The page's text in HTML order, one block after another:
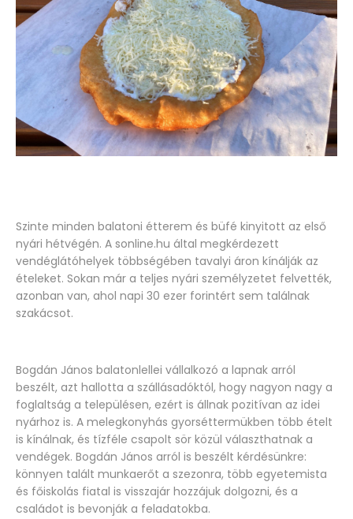
Szinte minden balatoni étterem és büfé kinyitott az első
nyári hétvégén. A sonline.hu által megkérdezett
vendéglátóhelyek többségében tavalyi áron kínálják az
ételeket. Sokan már a teljes nyári személyzetet felvették,
azonban van, ahol napi 30 ezer forintért sem találnak
szakácsot.
Bogdán János balatonlellei vállalkozó a lapnak arról
beszélt, azt hallotta a szállásadóktól, hogy nagyon nagy a
foglaltság a településen, ezért is állnak pozitívan az idei
nyárhoz is. A melegkonyhás gyorséttermükben több ételt
is kínálnak, és tízféle csapolt sör közül választhatnak a
vendégek. Bogdán János arról is beszélt kérdésünkre:
könnyen talált munkaerőt a szezonra, több egyetemista
és főiskolás fiatal is visszajár hozzájuk dolgozni, és a
családot is bevonják a feladatokba.